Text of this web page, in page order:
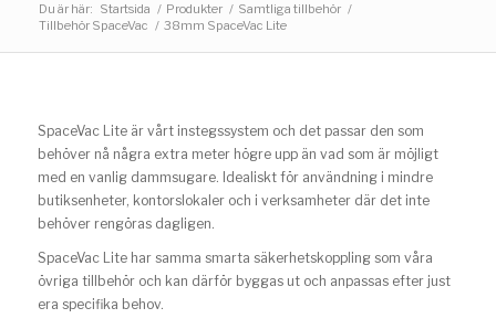
Du är här: Startsida / Produkter / Samtliga tillbehör /
Tillbehör SpaceVac / 38mm SpaceVac Lite
SpaceVac Lite är vårt instegssystem och det passar den som
behöver nå några extra meter högre upp än vad som är möjligt
med en vanlig dammsugare. Idealiskt för användning i mindre
butiksenheter, kontorslokaler och i verksamheter där det inte
behöver rengöras dagligen.
SpaceVac Lite har samma smarta säkerhetskoppling som våra
övriga tillbehör och kan därför byggas ut och anpassas efter just
era specifika behov.